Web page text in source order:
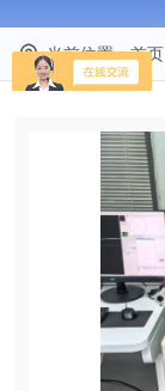
当前位置：首页